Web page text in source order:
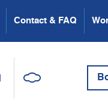
Contact & FAQ